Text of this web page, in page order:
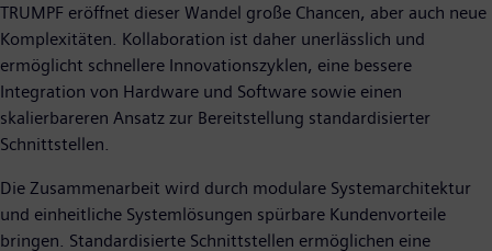
TRUMPF eröffnet dieser Wandel große Chancen, aber auch neue
Komplexitäten. Kollaboration ist daher unerlässlich und
ermöglicht schnellere Innovationszyklen, eine bessere
Integration von Hardware und Software sowie einen
skalierbareren Ansatz zur Bereitstellung standardisierter
Schnittstellen.
Die Zusammenarbeit wird durch modulare Systemarchitektur
und einheitliche Systemlösungen spürbare Kundenvorteile
bringen. Standardisierte Schnittstellen ermöglichen eine